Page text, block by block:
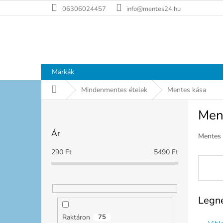
a
06306024457 info@mentes24.hu
Márkák
KezdőlapMindenmentes ételek Mentes kása
Ár
290 Ft 5490 Ft
Raktáron 75
Mentes